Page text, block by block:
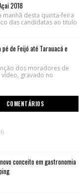
2018
manhã desta quinta-feira
das candidatas ao titulo
de Feijó até Tarauacá e
dos moradores de
vídeo, gravado no
COMENTÁRIOS
conceito em gastronomia